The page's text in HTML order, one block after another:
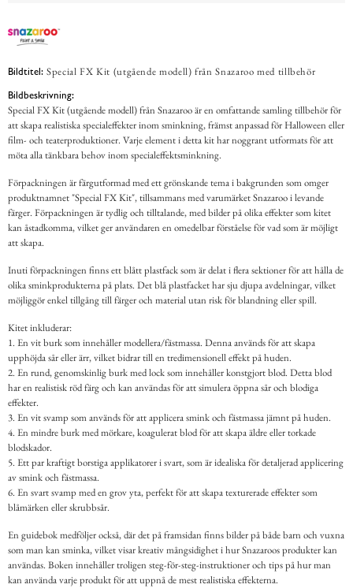
Bildtitel: Special FX Kit (utgående modell) från Snazaroo med tillbehör
Bildbeskrivning:
Special FX Kit (utgående modell) från Snazaroo är en omfattande samling tillbehör för
att skapa realistiska specialeffekter inom sminkning, främst anpassad för Halloween eller
film- och teaterproduktioner. Varje element i detta kit har noggrant utformats för att
möta alla tänkbara behov inom specialeffektsminkning.
Förpackningen är färgutformad med ett grönskande tema i bakgrunden som omger
produktnamnet "Special FX Kit", tillsammans med varumärket Snazaroo i levande
färger. Förpackningen är tydlig och tilltalande, med bilder på olika effekter som kitet
kan åstadkomma, vilket ger användaren en omedelbar förståelse för vad som är möjligt
att skapa.
Inuti förpackningen finns ett blått plastfack som är delat i flera sektioner för att hålla de
olika sminkprodukterna på plats. Det blå plastfacket har sju djupa avdelningar, vilket
möjliggör enkel tillgång till färger och material utan risk för blandning eller spill.
Kitet inkluderar:
1. En vit burk som innehåller modellera/fästmassa. Denna används för att skapa
upphöjda sår eller ärr, vilket bidrar till en tredimensionell effekt på huden.
2. En rund, genomskinlig burk med lock som innehåller konstgjort blod. Detta blod
har en realistisk röd färg och kan användas för att simulera öppna sår och blodiga
effekter.
3. En vit svamp som används för att applicera smink och fästmassa jämnt på huden.
4. En mindre burk med mörkare, koagulerat blod för att skapa äldre eller torkade
blodskador.
5. Ett par kraftigt borstiga applikatorer i svart, som är idealiska för detaljerad applicering
av smink och fästmassa.
6. En svart svamp med en grov yta, perfekt för att skapa texturerade effekter som
blåmärken eller skrubbsår.
En guidebok medföljer också, där det på framsidan finns bilder på både barn och vuxna
som man kan sminka, vilket visar kreativ mångsidighet i hur Snazaroos produkter kan
användas. Boken innehåller troligen steg-för-steg-instruktioner och tips på hur man
kan använda varje produkt för att uppnå de mest realistiska effekterna.